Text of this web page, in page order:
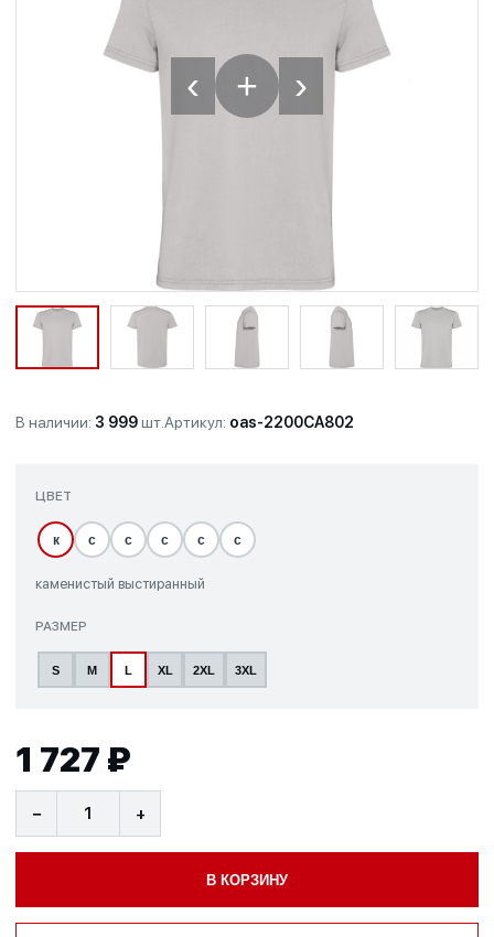
‹ + ›
В наличии: 3 999шт.Артикул: oas-2200CA802
ЦВЕТ
к с с с с с
каменистый выстиранный
РАЗМЕР
S M L XL 2XL 3XL
1 727 ₽
− +
В КОРЗИНУ